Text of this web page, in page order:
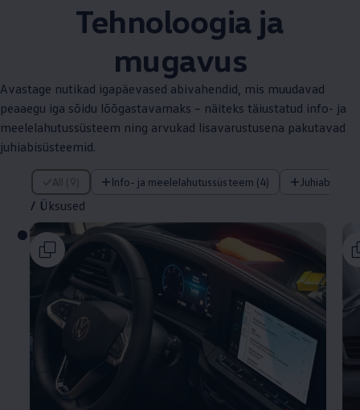
Tehnoloogia ja
mugavus
Avastage nutikad igapäevased abivahendid, mis muudavad
peaaegu iga sõidu lõõgastavamaks – näiteks täiustatud info- ja
meelelahutussüsteem ning arvukad lisavarustusena pakutavad
juhiabisüsteemid.
All (9) Info- ja meelelahutussüsteem (4)
/ Üksused
/ Üksused